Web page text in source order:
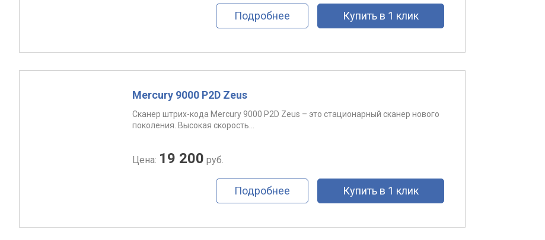
Подробнее Купить в 1 клик
Mercury 9000 P2D Zeus
Сканер штрих-кода Mercury 9000 P2D Zeus – это стационарный сканер нового
поколения. Высокая скорость...
Цена: 19 200 руб.
Подробнее Купить в 1 клик